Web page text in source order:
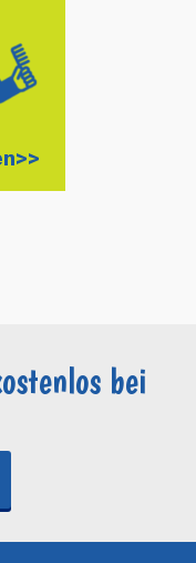
bei